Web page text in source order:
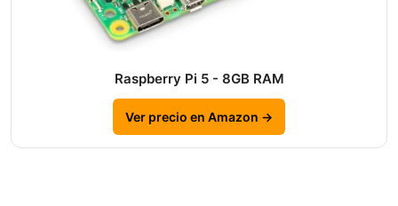
Raspberry Pi 5 - 8GB RAM
Ver precio en Amazon →